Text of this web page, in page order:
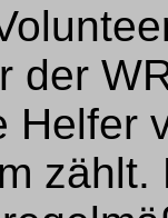
der
Helfer